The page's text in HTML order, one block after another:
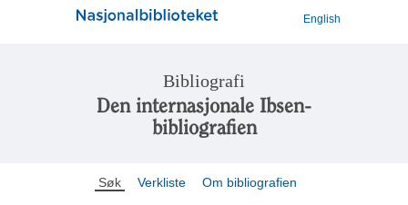
English
Bibliografi
Den internasjonale Ibsen-
bibliografien
Søk Verkliste Om bibliografien